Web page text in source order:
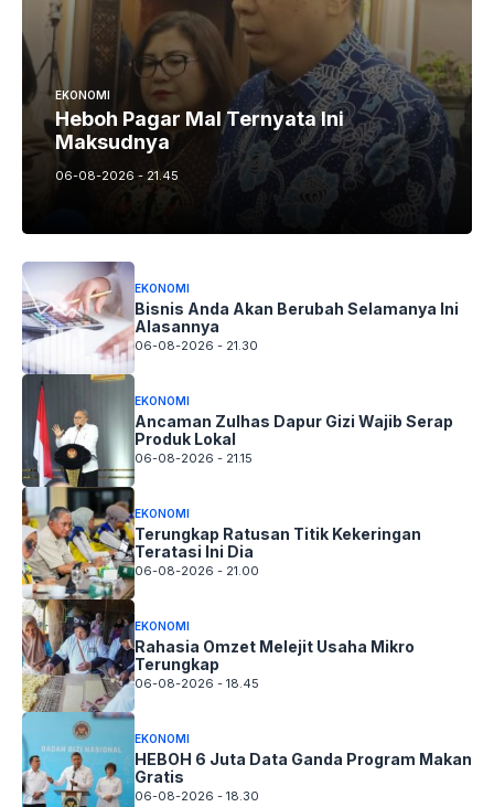
EKONOMI
Heboh Pagar Mal Ternyata Ini
Maksudnya
06-08-2026 - 21.45
EKONOMI
Bisnis Anda Akan Berubah Selamanya Ini
Alasannya
06-08-2026 - 21.30
EKONOMI
Ancaman Zulhas Dapur Gizi Wajib Serap
Produk Lokal
06-08-2026 - 21.15
EKONOMI
Terungkap Ratusan Titik Kekeringan
Teratasi Ini Dia
06-08-2026 - 21.00
EKONOMI
Rahasia Omzet Melejit Usaha Mikro
Terungkap
06-08-2026 - 18.45
EKONOMI
HEBOH 6 Juta Data Ganda Program Makan
Gratis
06-08-2026 - 18.30